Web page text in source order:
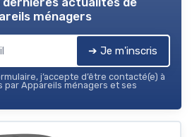
ménagers
➔ Je m'inscris
j’accepte d’être contacté(e) à
par Appareils ménagers et ses